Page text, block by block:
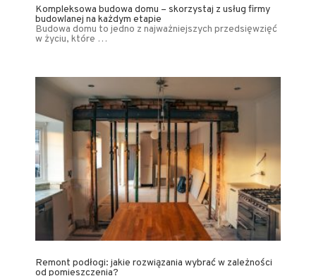
Kompleksowa budowa domu – skorzystaj z usług firmy
budowlanej na każdym etapie
Budowa domu to jedno z najważniejszych przedsięwzięć
w życiu, które …
Remont podłogi: jakie rozwiązania wybrać w zależności
od pomieszczenia?